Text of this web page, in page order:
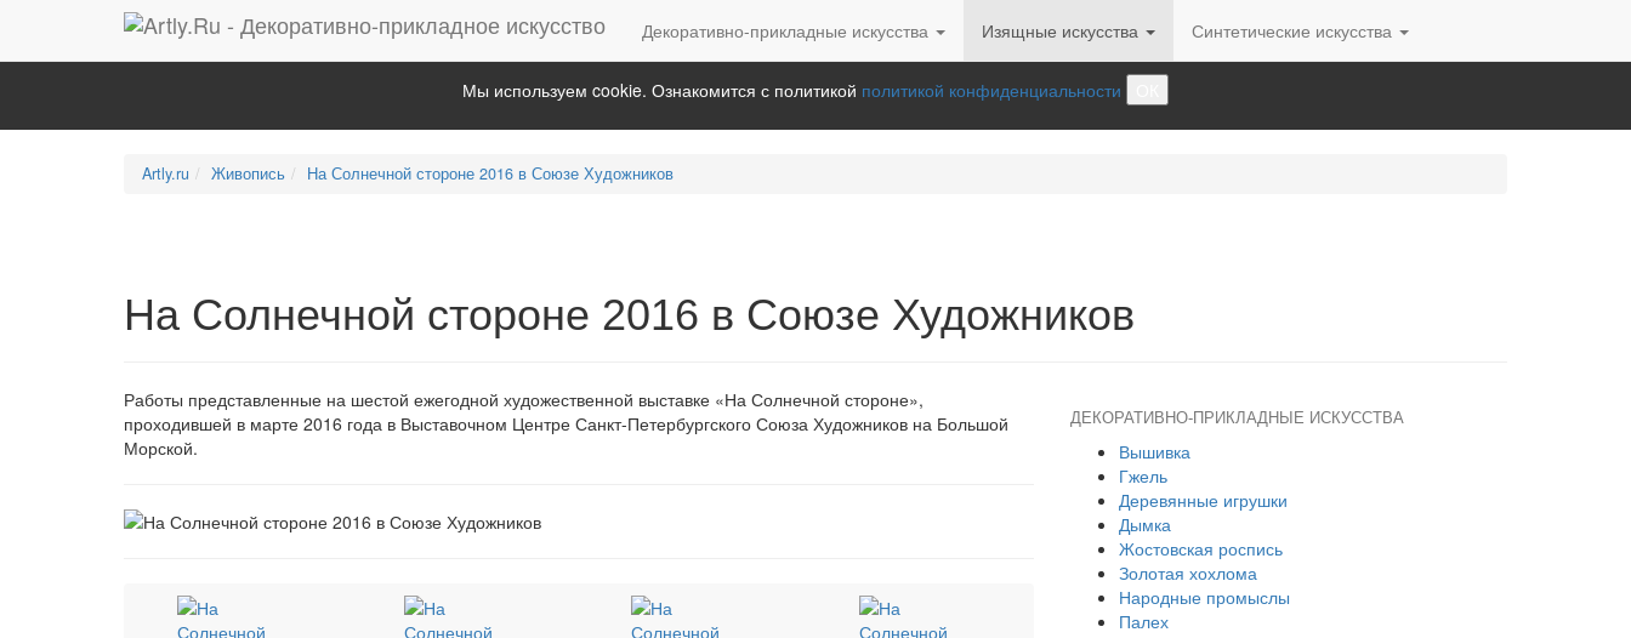
Декоративно-прикладные искусства Изящные искусства Синтетические искусства
Мы используем cookie. Ознакомится с политикой политикой конфиденциальности
Artly.ru Живопись На Солнечной стороне 2016 в Союзе Художников
На Солнечной стороне 2016 в Союзе Художников
Работы представленные на шестой ежегодной художественной выставке «На Солнечной стороне»,
проходившей в марте 2016 года в Выставочном Центре Санкт-Петербургского Союза Художников на Большой
Морской.
Previous
ДЕКОРАТИВНО-ПРИКЛАДНЫЕ ИСКУССТВА
Вышивка
Гжель
Деревянные игрушки
Дымка
Жостовская роспись
Золотая хохлома
Народные промыслы
Палех